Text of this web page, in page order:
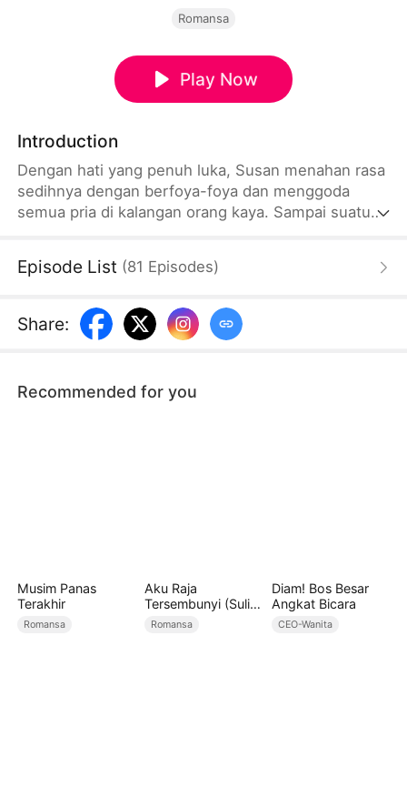
Romansa
Play Now
Introduction
Dengan hati yang penuh luka, Susan menahan rasa
sedihnya dengan berfoya-foya dan menggoda
semua pria di kalangan orang kaya. Sampai suatu
itu dan menggodanya selama bertahun-tahun.
tampan itu ternyata hanya mendekatinya karena
jatuh cinta dengan adik tirinya, yang merupakan
Episode List (81 Episodes)
Share:
Recommended for you
Musim Panas
Terakhir
Romansa
Aku Raja
Tersembunyi (Sulih
Suara)
Romansa
Diam! Bos Besar
Angkat Bicara
CEO-Wanita